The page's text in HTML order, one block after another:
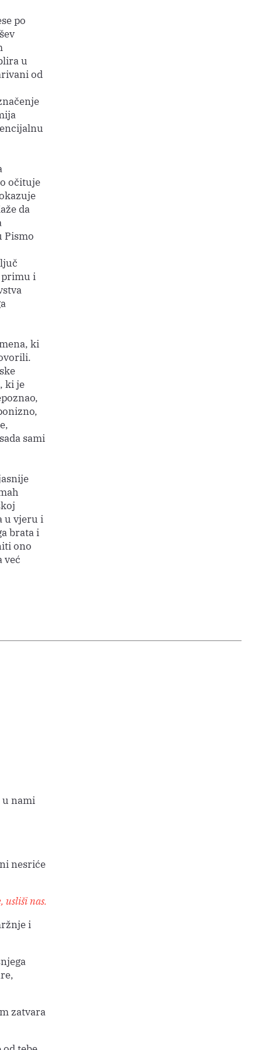
po
u
od
očituje
da
Pismo
primu i
ki
ki je
sami
u vjeru i
brata i
ono
već
u nami
nesriće
usliši nas.
i
zatvara